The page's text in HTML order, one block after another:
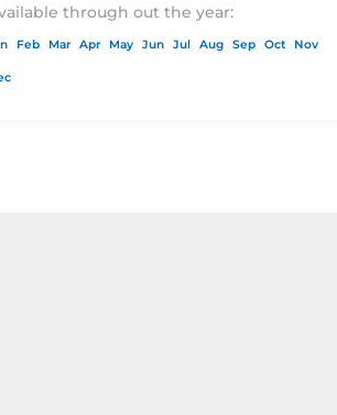
through out the year:
Feb Mar Apr May Jun Jul Aug Sep Oct Nov